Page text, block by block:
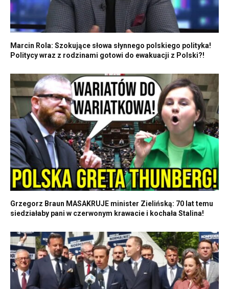
Marcin Rola: Szokujące słowa słynnego polskiego polityka!
Politycy wraz z rodzinami gotowi do ewakuacji z Polski?!
Grzegorz Braun MASAKRUJE minister Zielińską: 70 lat temu
siedziałaby pani w czerwonym krawacie i kochała Stalina!